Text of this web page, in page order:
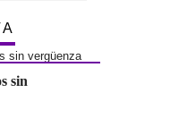
sin